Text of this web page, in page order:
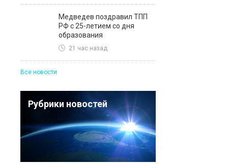
Медведев поздравил ТПП
РФ с 25-летием со дня
образования
21 час назад
Все новости
Рубрики новостей